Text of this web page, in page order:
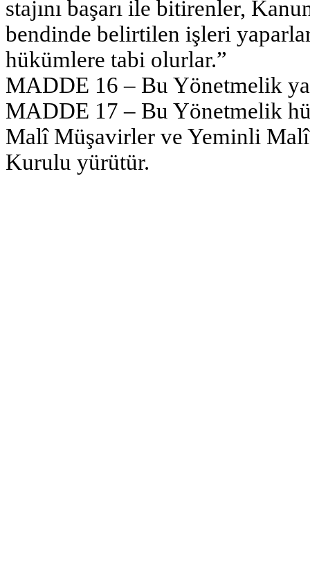
stajını başarı ile bitirenler,
bendinde belirtilen işleri
hükümlere tabi olurlar.”
MADDE 16 – Bu Yönetmelik
MADDE 17 – Bu Yönetmelik
Malî Müşavirler ve Yeminli
Kurulu yürütür.